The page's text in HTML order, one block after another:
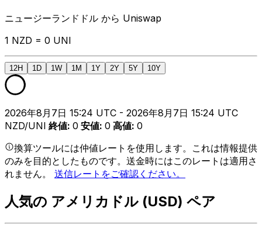
ニュージーランドドル から Uniswap
1 NZD = 0 UNI
12H 1D 1W 1M 1Y 2Y 5Y 10Y
2026年8月7日 15:24 UTC - 2026年8月7日 15:24 UTC
NZD/UNI 終値: 0 安値: 0 高値: 0
換算ツールには仲値レートを使用します。これは情報提供
のみを目的としたものです。送金時にはこのレートは適用さ
れません。 送信レートをご確認ください。
人気の アメリカドル (USD) ペア